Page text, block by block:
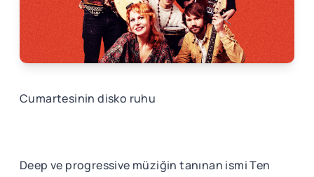
Cumartesinin disko ruhu
Deep ve progressive müziğin tanınan ismi Ten